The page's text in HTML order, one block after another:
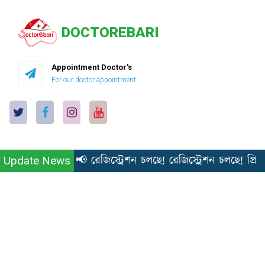
DOCTOREBARI
Appointment Doctor's
For our doctor appointment
Update News📢 রেজিস্ট্রেশন চলছে! রেজিস্ট্রেশন চলছে!